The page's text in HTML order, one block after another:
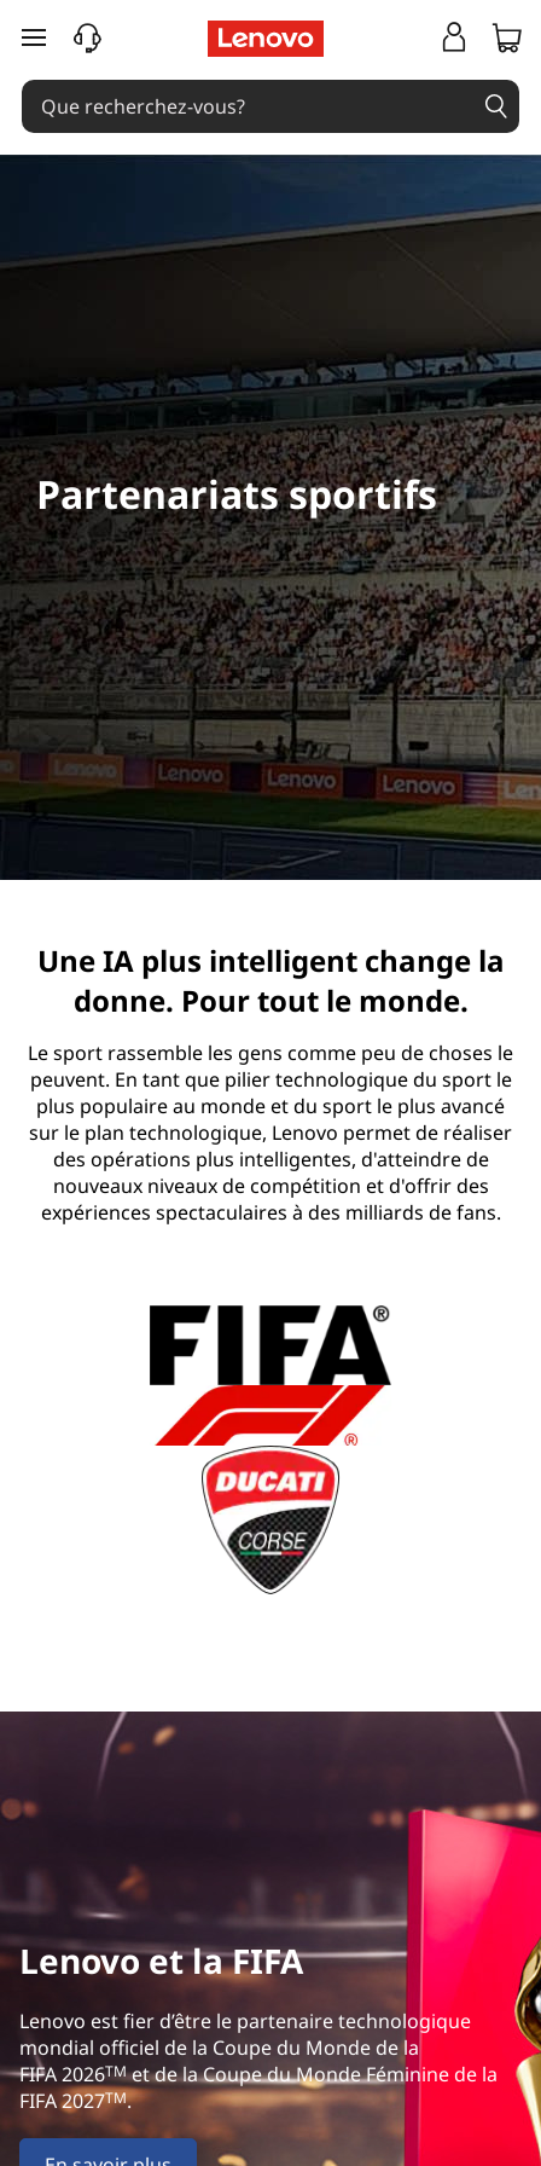
passer au contenu principal
Partenariats sportifs
Une IA plus intelligent change la
donne. Pour tout le monde.
Le sport rassemble les gens comme peu de choses le
peuvent. En tant que pilier technologique du sport le
plus populaire au monde et du sport le plus avancé
sur le plan technologique, Lenovo permet de réaliser
des opérations plus intelligentes, d'atteindre de
nouveaux niveaux de compétition et d'offrir des
expériences spectaculaires à des milliards de fans.
Lenovo et la FIFA
Lenovo est fier d’être le partenaire technologique
mondial officiel de la Coupe du Monde de la
FIFA 2026TMet de la Coupe du Monde Féminine de la
FIFA 2027TM.